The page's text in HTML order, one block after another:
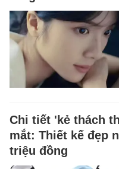
Chi tiết 'kẻ thách
mắt: Thiết kế đẹp
triệu đồng